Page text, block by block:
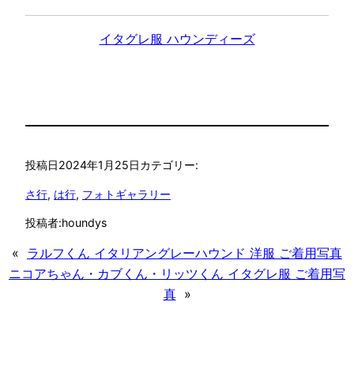
イタグレ服 ハウンディーズ
投稿日2024年1月25日カテゴリー:
さ行, は行, フォトギャラリー
投稿者:houndys
« ラルフくん イタリアングレーハウンド 洋服 ご着用写真
ニコアちゃん・カブくん・リッツくん イタグレ服 ご着用写
真 »